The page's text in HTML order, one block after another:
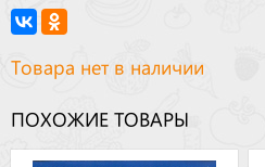
Товара нет в наличии
ПОХОЖИЕ ТОВАРЫ